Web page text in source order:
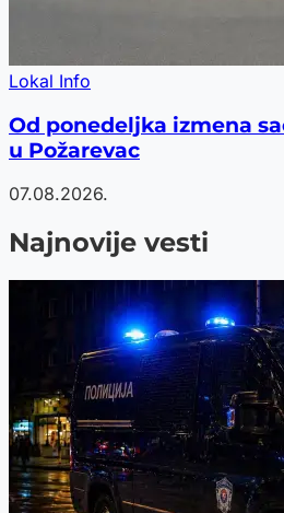
Lokal Info
Od ponedeljka izmena
u Požarevac
07.08.2026.
Najnovije vesti